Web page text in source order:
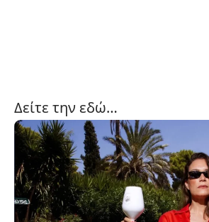
Δείτε την εδώ…